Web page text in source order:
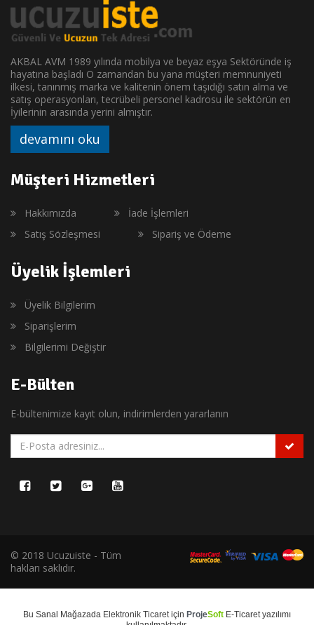
AKBAL AVM 1989 yılında mobilya ve beyaz eşya Sektöründe iş
hayatına başladı O zamandan bu yana müşteri memnuniyeti
ilkesi, tanınmış marka ve kalitenin önem taşıdığı satın alma ve
satış operasyonları, tecrübeli personel kadrosu ile sektörün en
İyilerinin arasında yerini almıştır.
devamını oku
Müşteri Hizmetleri
Hakkımızda
İade İşlemleri
Satış Sözleşmesi
Sipariş ve Ödeme
Üyelik İşlemleri
Üyelik Bilgilerim
Siparişlerim
Bilgilerimi Değiştir
E-Bülten
E-bültenimize kayıt olun, indirimlerden yararlanın
© 2018 Ucuzuiste - Tüm
hakları saklıdır.
Bu Sanal Mağazada Elektronik Ticaret için ProjeSoft E-Ticaret yazılımı